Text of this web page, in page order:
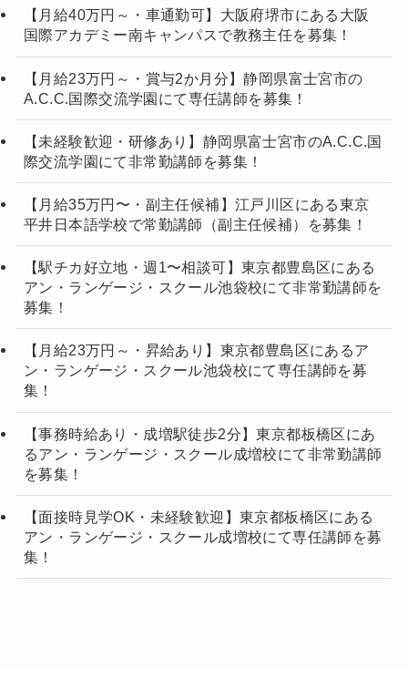
【月給40万円～・車通勤可】大阪府堺市にある大阪
国際アカデミー南キャンパスで教務主任を募集！
【月給23万円～・賞与2か月分】静岡県富士宮市の
A.C.C.国際交流学園にて専任講師を募集！
【未経験歓迎・研修あり】静岡県富士宮市のA.C.C.国
際交流学園にて非常勤講師を募集！
【月給35万円〜・副主任候補】江戸川区にある東京
平井日本語学校で常勤講師（副主任候補）を募集！
【駅チカ好立地・週1〜相談可】東京都豊島区にある
アン・ランゲージ・スクール池袋校にて非常勤講師を
募集！
【月給23万円～・昇給あり】東京都豊島区にあるア
ン・ランゲージ・スクール池袋校にて専任講師を募
集！
【事務時給あり・成増駅徒歩2分】東京都板橋区にあ
るアン・ランゲージ・スクール成増校にて非常勤講師
を募集！
【面接時見学OK・未経験歓迎】東京都板橋区にある
アン・ランゲージ・スクール成増校にて専任講師を募
集！